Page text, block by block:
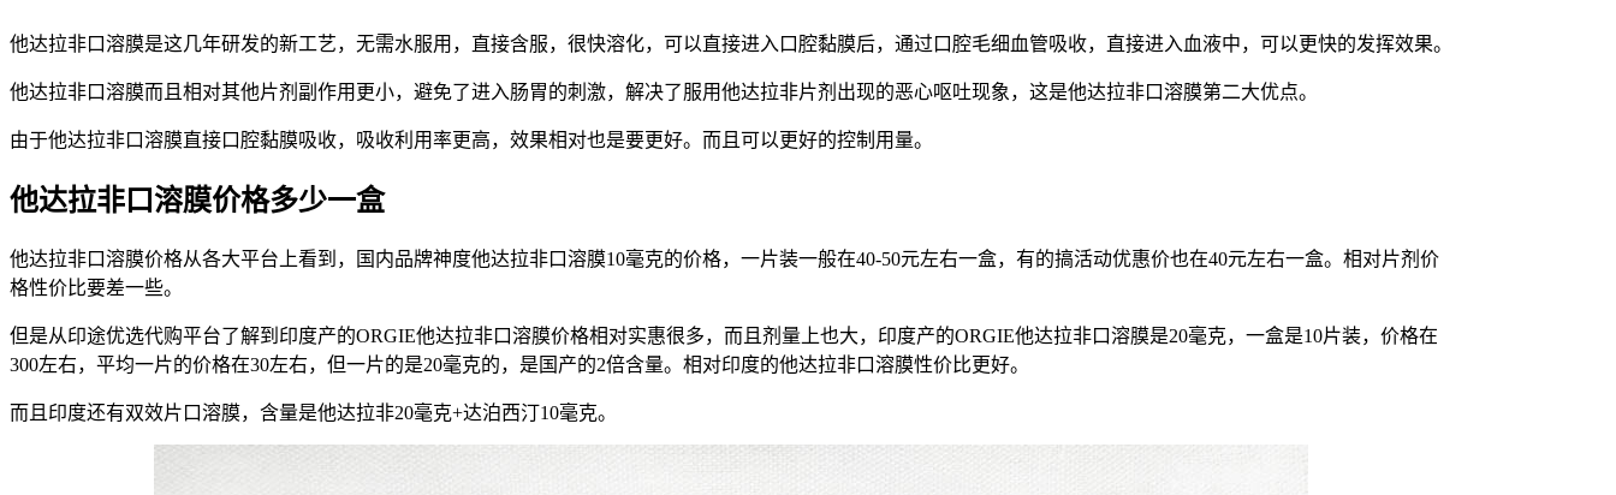
他达拉非口溶膜是这几年研发的新工艺，无需水服用，直接含服，很快溶化，可以直接进入口腔黏膜后，通过口腔毛细血管吸收，直接进入血液中，可以更快的发挥效果。
他达拉非口溶膜而且相对其他片剂副作用更小，避免了进入肠胃的刺激，解决了服用他达拉非片剂出现的恶心呕吐现象，这是他达拉非口溶膜第二大优点。
由于他达拉非口溶膜直接口腔黏膜吸收，吸收利用率更高，效果相对也是要更好。而且可以更好的控制用量。
他达拉非口溶膜价格多少一盒
他达拉非口溶膜价格从各大平台上看到，国内品牌神度他达拉非口溶膜10毫克的价格，一片装一般在40-50元左右一盒，有的搞活动优惠价也在40元左右一盒。相对片剂价
格性价比要差一些。
但是从印途优选代购平台了解到印度产的ORGIE他达拉非口溶膜价格相对实惠很多，而且剂量上也大，印度产的ORGIE他达拉非口溶膜是20毫克，一盒是10片装，价格在
300左右，平均一片的价格在30左右，但一片的是20毫克的，是国产的2倍含量。相对印度的他达拉非口溶膜性价比更好。
而且印度还有双效片口溶膜，含量是他达拉非20毫克+达泊西汀10毫克。